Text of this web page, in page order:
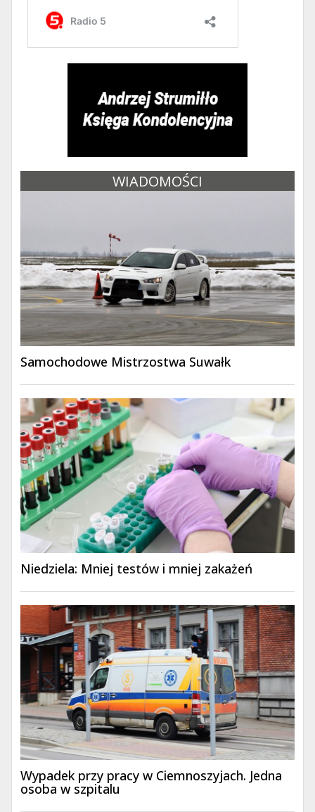
WIADOMOŚCI
Samochodowe Mistrzostwa Suwałk
Niedziela: Mniej testów i mniej zakażeń
Wypadek przy pracy w Ciemnoszyjach. Jedna
osoba w szpitalu